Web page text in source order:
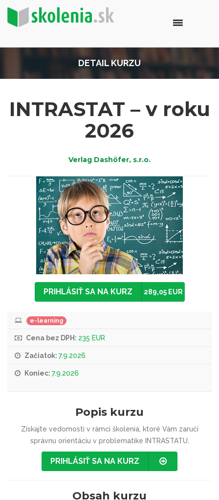
DETAIL KURZU
INTRASTAT – v roku
2026
Verlag Dashöfer, s.r.o.
PRIHLÁSIŤ SA NA KURZ 289,05 EUR
e-learning
Cena bez DPH: 235 EUR
Začiatok: 7.9.2026
Koniec: 7.9.2026
Popis kurzu
Získajte vedomosti v rámci školenia, ktoré Vám zaručí
správnu orientáciu v problematike INTRASTATU.
PRIHLÁSIŤ SA NA KURZ
Obsah kurzu